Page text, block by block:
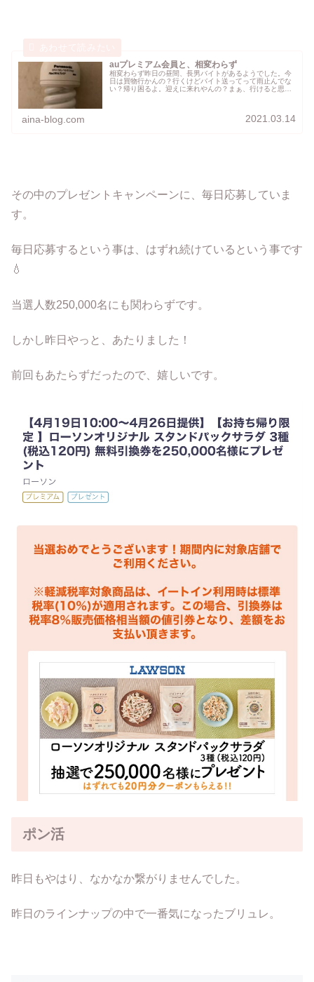
auプレミアム会員と、相変わらず
相変わらず昨日の昼間、長男バイトがあるようでした。今
日は買物行かんの？行くけどバイト送ってって雨止んでな
い？帰り困るよ。迎えに来れやんの？まぁ、行けると思う
aina-blog.com 2021.03.14
その中のプレゼントキャンペーンに、毎日応募していま
す。
毎日応募するという事は、はずれ続けているという事です
💧
当選人数250,000名にも関わらずです。
しかし昨日やっと、あたりました！
前回もあたらずだったので、嬉しいです。
ポン活
昨日もやはり、なかなか繋がりませんでした。
昨日のラインナップの中で一番気になったブリュレ。